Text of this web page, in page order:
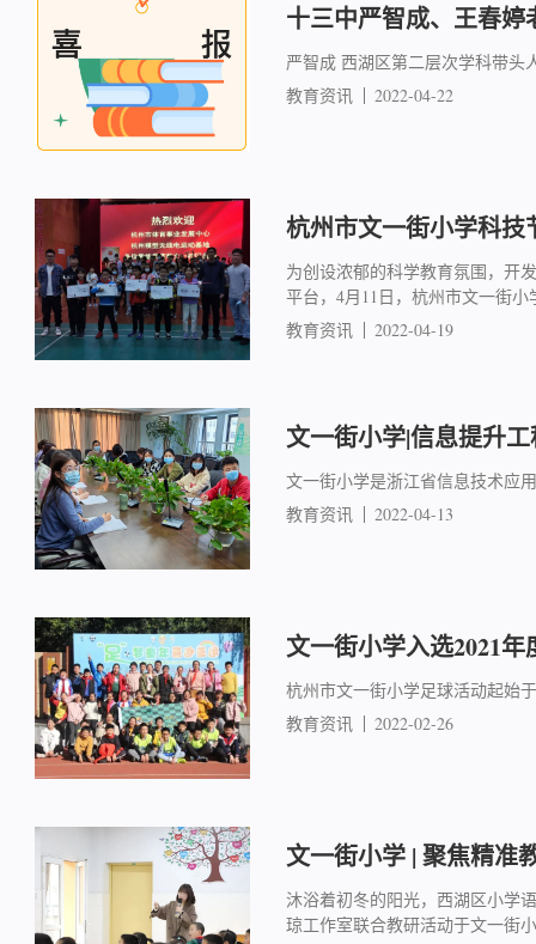
十三中严智成、王春
严智成 西湖区第二层次学科带头
教育资讯
2022-04-22
杭州市文一街小学科技
为创设浓郁的科学教育氛围，开
平台，4月11日，杭州市文一街
教育资讯
2022-04-19
文一街小学|信息提升
文一街小学是浙江省信息技术应
教育资讯
2022-04-13
文一街小学入选2021
杭州市文一街小学足球活动起始
教育资讯
2022-02-26
文一街小学 | 聚焦精准
沐浴着初冬的阳光，西湖区小学
琼工作室联合教研活动于文一街